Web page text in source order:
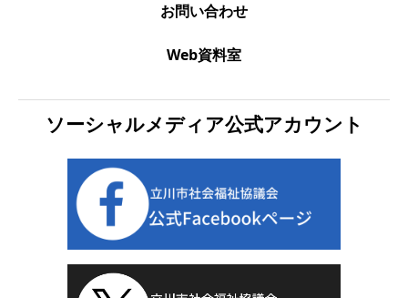
お問い合わせ
Web資料室
ソーシャルメディア公式アカウント